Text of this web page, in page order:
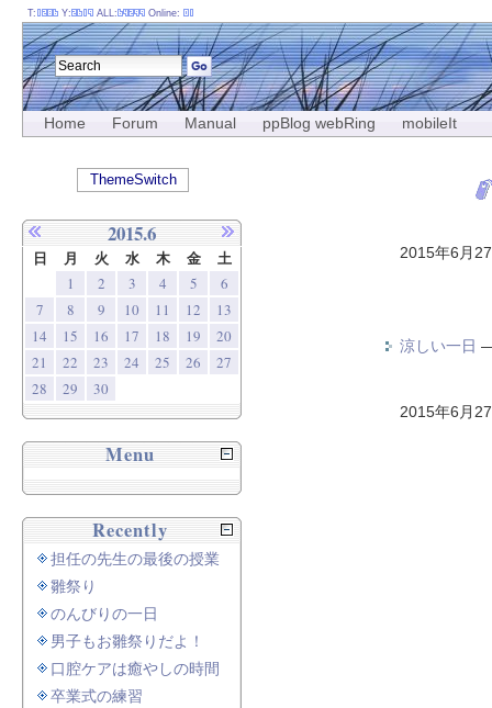
Home Forum Manual ppBlog webRing mobileIt
2015年6月
涼しい一日
2015年6月
T: Y: ALL: Online:
ThemeSwitch
2015.6
日 月 火 水 木 金 土
1 2 3 4 5
6
7
8 9 10 11 12
13
14
15 16 17 18 19
20
21
22 23 24 25 26
27
28
29 30
Menu
Recently
担任の先生の最後の授業
雛祭り
のんびりの一日
男子もお雛祭りだよ！
口腔ケアは癒やしの時間
卒業式の練習